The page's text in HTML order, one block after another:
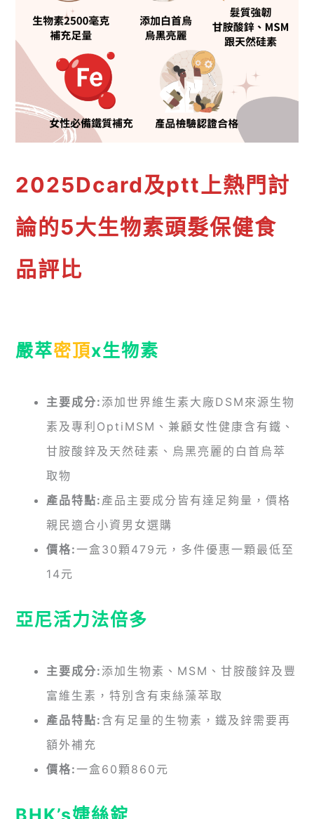
2025Dcard及ptt上熱門討
論的5大生物素頭髮保健食
品評比
嚴萃密頂x生物素
主要成分: 添加世界維生素大廠DSM來源生物
素及專利OptiMSM、兼顧女性健康含有鐵、
甘胺酸鋅及天然硅素、烏黑亮麗的白首烏萃
取物
產品特點: 產品主要成分皆有達足夠量，價格
親民適合小資男女選購
價格:一盒30顆479元，多件優惠一顆最低至
14元
亞尼活力法倍多
主要成分: 添加生物素、MSM、甘胺酸鋅及豐
富維生素，特別含有束絲藻萃取
產品特點: 含有足量的生物素，鐵及鋅需要再
額外補充
價格:一盒60顆860元
BHK’s婕絲錠